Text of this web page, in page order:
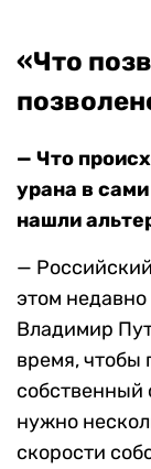
«Что
— Что
урана в
нашли
—
этом
Владимир
время, чтобы
собственный
нужно
скорости